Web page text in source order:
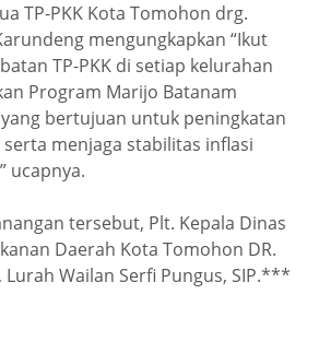
TP-PKK Kota Tomohon drg.
mengungkapkan “Ikut
TP-PKK di setiap kelurahan
Program Marijo Batanam
bertujuan untuk peningkatan
menjaga stabilitas inflasi
ucapnya.
tersebut, Plt. Kepala Dinas
Daerah Kota Tomohon DR.
Lurah Wailan Serfi Pungus, SIP.***